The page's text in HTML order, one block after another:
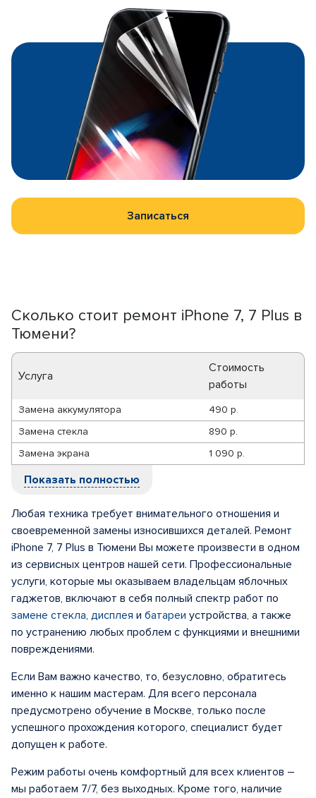
Записаться
Сколько стоит ремонт iPhone 7, 7 Plus в
Тюмени?
Услуга
Стоимость
работы
Замена аккумулятора
490 р.
Замена стекла
890 р.
Замена экрана
1 090 р.
Показать полностью
Любая техника требует внимательного отношения и
своевременной замены износившихся деталей. Ремонт
iPhone 7, 7 Plus в Тюмени Вы можете произвести в одном
из сервисных центров нашей сети. Профессиональные
услуги, которые мы оказываем владельцам яблочных
гаджетов, включают в себя полный спектр работ по
замене стекла, дисплея и батареи устройства, а также
по устранению любых проблем с функциями и внешними
повреждениями.
Если Вам важно качество, то, безусловно, обратитесь
именно к нашим мастерам. Для всего персонала
предусмотрено обучение в Москве, только после
успешного прохождения которого, специалист будет
допущен к работе.
Режим работы очень комфортный для всех клиентов –
мы работаем 7/7, без выходных. Кроме того, наличие